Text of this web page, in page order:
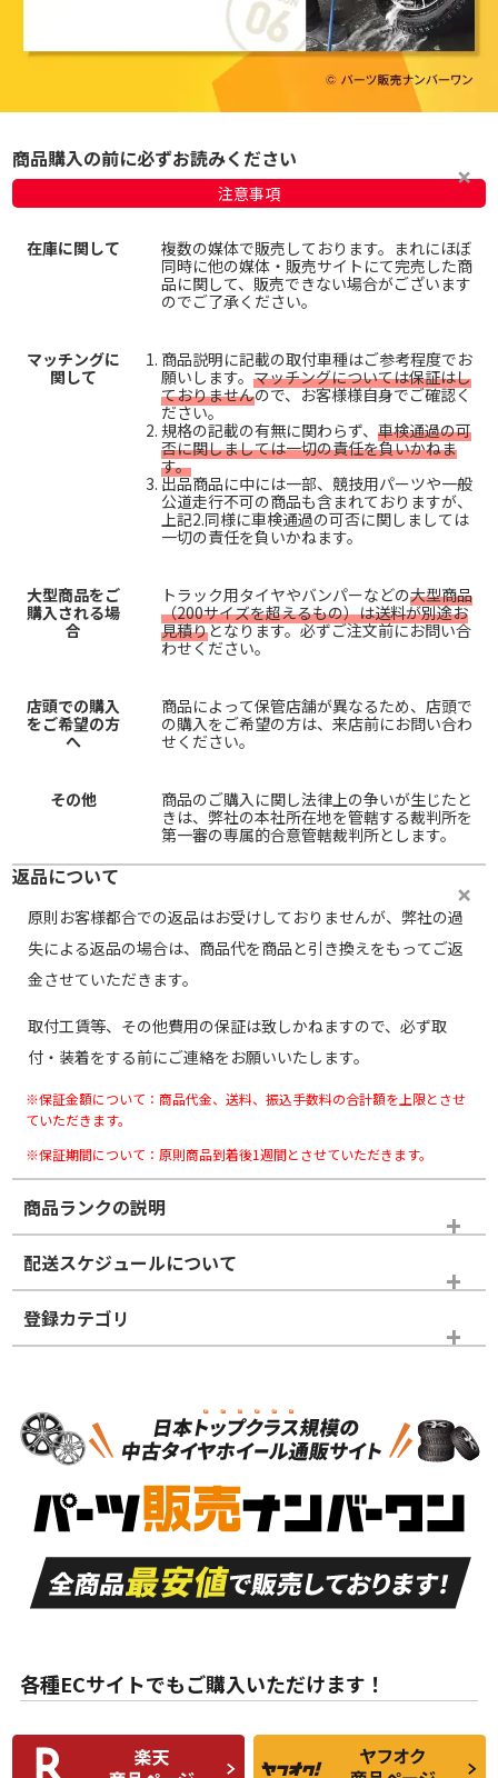
商品購入の前に必ずお読みください
注意事項
在庫に関して
複数の媒体で販売しております。まれにほぼ
同時に他の媒体・販売サイトにて完売した商
品に関して、販売できない場合がございます
のでご了承ください。
マッチングに
関して
商品説明に記載の取付車種はご参考程度でお
願いします。 マッチングについては保証はし
ておりませんので、お客様様自身でご確認く
ださい。
規格の記載の有無に関わらず、 車検通過の可
否に関しましては一切の責任を負いかねま
す。
出品商品に中には一部、競技用パーツや一般
公道走行不可の商品も含まれておりますが、
上記2.同様に車検通過の可否に関しましては
一切の責任を負いかねます。
大型商品をご
購入される場
合
トラック用タイヤやバンパーなどの大型商品
（200サイズを超えるもの）は送料が別途お
見積りとなります。必ずご注文前にお問い合
わせください。
店頭での購入
をご希望の方
へ
商品によって保管店舗が異なるため、店頭で
の購入をご希望の方は、来店前にお問い合わ
せください。
その他
商品のご購入に関し法律上の争いが生じたと
きは、弊社の本社所在地を管轄する裁判所を
第一審の専属的合意管轄裁判所とします。
返品について
原則お客様都合での返品はお受けしておりませんが、弊社の過
失による返品の場合は、商品代を商品と引き換えをもってご返
金させていただきます。
取付工賃等、その他費用の保証は致しかねますので、必ず取
付・装着をする前にご連絡をお願いいたします。
※保証金額について：商品代金、送料、振込手数料の合計額を上限とさせ
ていただきます。
※保証期間について：原則商品到着後1週間とさせていただきます。
商品ランクの説明
※商品ランクは出品者の主観により判断しておりますので、あら
かじめご了承ください。
ホイールランク
S
品）
S
新車外し品（新古
付き
A
走行距離も少なく、
目立つ傷もほとんど
ない中古品
A
走行距離も少なく、
非常に状態の良い中
古品
な中古品
んどない中古品
C
使用感や傷があり、
比較的きれいな中古
品
C
偏磨耗・劣化は感じ
られるが、使用に問
題のない中古品
配送スケジュールについて
登録カテゴリ
スタッドレスタイヤホイールセット
各種ECサイトでもご購入いただけます！